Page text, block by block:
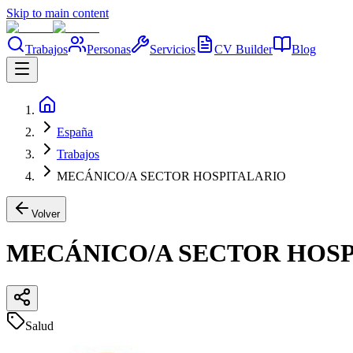
Skip to main content
Trabajos Personas Servicios CV Builder Blog
España
Trabajos
MECÁNICO/A SECTOR HOSPITALARIO
Volver
MECÁNICO/A SECTOR
Salud